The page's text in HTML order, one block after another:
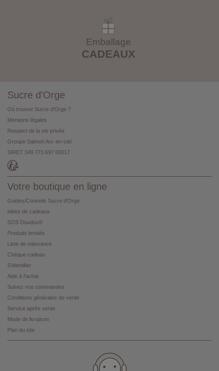
Emballage
CADEAUX
Sucre d'Orge
Où trouver Sucre d'Orge ?
Mentions légales
Respect de la vie privée
Groupe Salmon Arc-en-ciel
SIRET 349 773 697 00017
Votre boutique en ligne
Guides/Conseils Sucre d'Orge
Idées de cadeaux
SOS Doudou®
Produits brodés
Liste de naissance
Chèque cadeau
S'identifier
Aide à l'achat
Suivez vos commandes
Conditions générales de vente
Service après vente
Mode de livraison
Plan du site